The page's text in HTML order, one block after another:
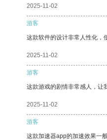
2025-11-02
游客
这款软件的设计非常人性化，
2025-11-02
游客
这款游戏的剧情非常感人，让
2025-11-02
游客
这款加速器app的加速效果一